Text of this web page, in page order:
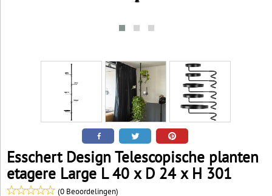
Esschert Design Telescopische planten
etagere Large L 40 x D 24 x H 301
(0 Beoordelingen)